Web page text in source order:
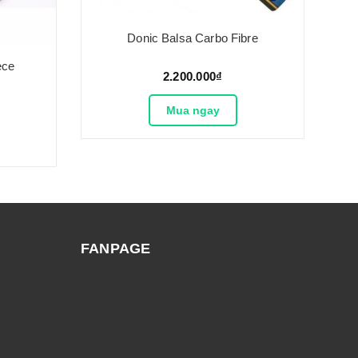
Donic Balsa Carbo Fibre
2.200.000₫
Mua ngay
FANPAGE